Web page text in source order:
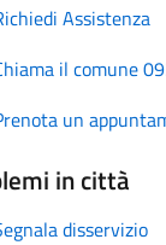
Assistenza
il comune
un
in città
disservizio